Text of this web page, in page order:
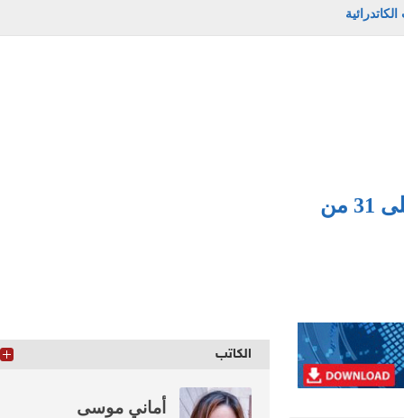
الداخلية تواصل حملاتها ضد الجماعة الإرهابية.. القبض على 31 من
الكاتب
أماني موسى